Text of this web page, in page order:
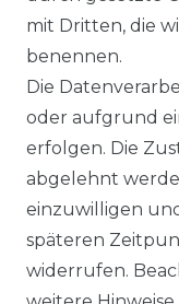
Abmessungen
Gewicht (kg)
Bezeichnung
mit Dritten, die
benennen.
Die
oder aufgrund
erfolgen. Die
abgelehnt
einzuwilligen
späteren
widerrufen.